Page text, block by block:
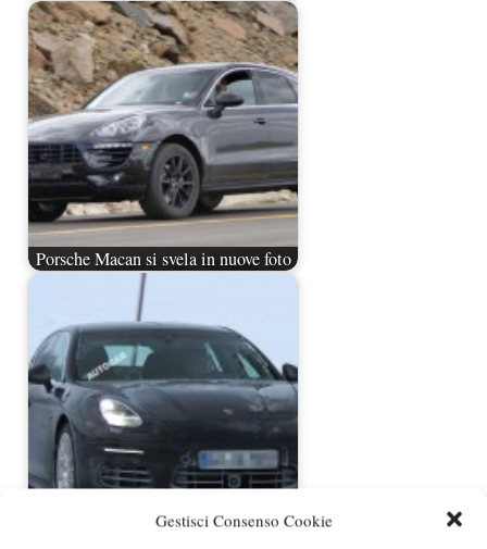
Gestisci Consenso Cookie
Porsche Macan si svela in nuove foto
Spiata nuovamente la Porsche
Panamera restyling